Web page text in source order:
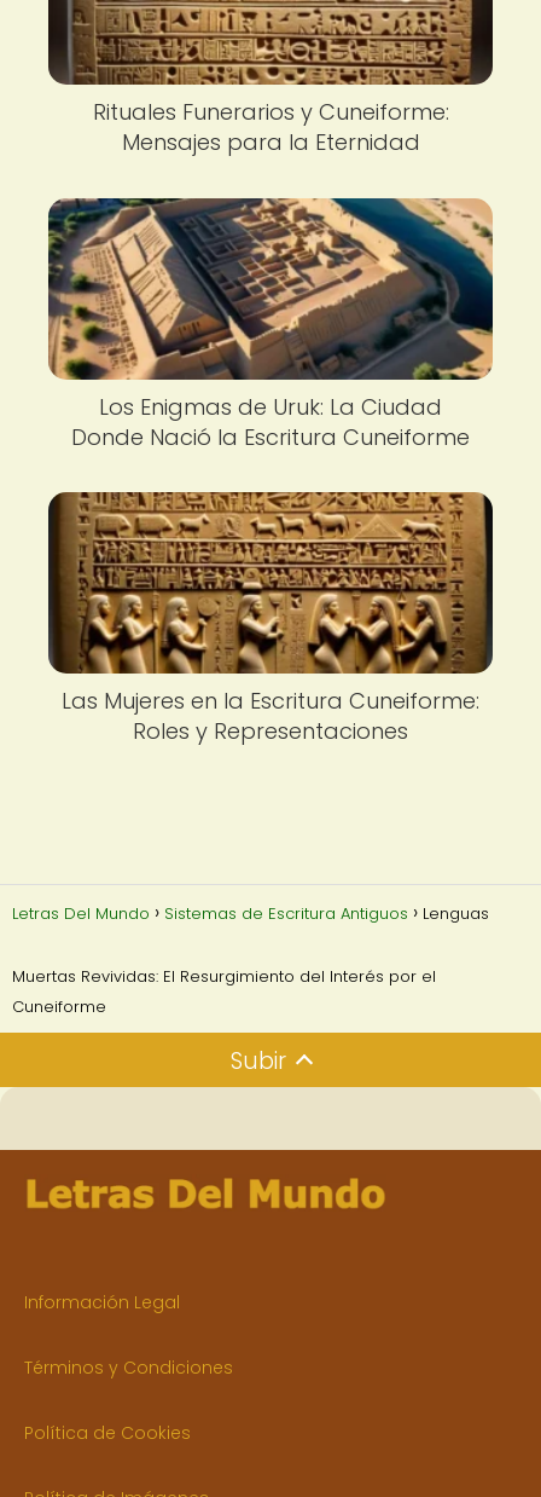
Rituales Funerarios y Cuneiforme:
Mensajes para la Eternidad
Los Enigmas de Uruk: La Ciudad
Donde Nació la Escritura Cuneiforme
Las Mujeres en la Escritura Cuneiforme:
Roles y Representaciones
Letras Del Mundo Sistemas de Escritura Antiguos Lenguas
Muertas Revividas: El Resurgimiento del Interés por el
Cuneiforme
Subir
Información Legal
Términos y Condiciones
Política de Cookies